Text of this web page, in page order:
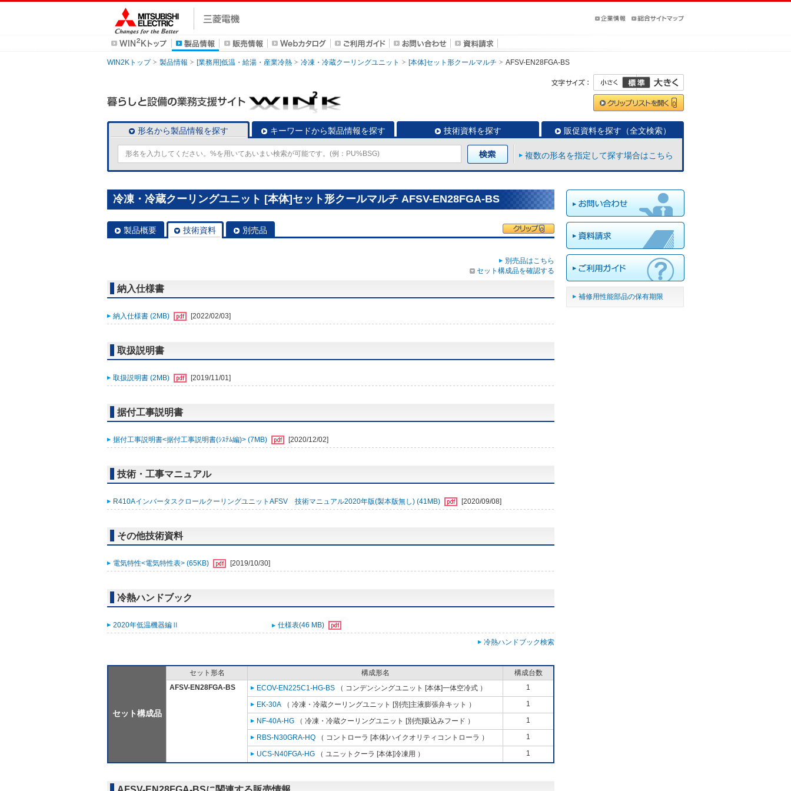
WIN2Kトップ 製品情報 [業務用]低温・給湯・産業冷熱 冷凍・冷蔵クーリングユニット [本体]セット形クールマルチ AFSV-EN28FGA-BS
形名から製品情報を探す キーワードから製品情報を探す 技術資料を探す 販促資料を探す（全文検索）
複数の形名を指定して探す場合はこちら
冷凍・冷蔵クーリングユニット [本体]セット形クールマルチ AFSV-EN28FGA-BS
製品概要 技術資料 別売品
別売品はこちら
セット構成品を確認する
納入仕様書
納入仕様書 (2MB) [2022/02/03]
取扱説明書
取扱説明書 (2MB) [2019/11/01]
据付工事説明書
据付工事説明書<据付工事説明書(ｼｽﾃﾑ編)> (7MB) [2020/12/02]
技術・工事マニュアル
R410AインバータスクロールクーリングユニットAFSV 技術マニュアル2020年版(製本版無し) (41MB) [2020/09/08]
その他技術資料
電気特性<電気特性表> (65KB) [2019/10/30]
冷熱ハンドブック
2020年低温機器編Ⅱ 仕様表(46 MB)
冷熱ハンドブック検索
セット構成品
セット形名 構成形名
構成台数
AFSV-EN28FGA-BS
ECOV-EN225C1-HG-BS （ コンデンシングユニット [本体]一体空冷式 ） 1
EK-30A （ 冷凍・冷蔵クーリングユニット [別売]主液膨張弁キット ） 1
NF-40A-HG （ 冷凍・冷蔵クーリングユニット [別売]吸込みフード ） 1
RBS-N30GRA-HQ （ コントローラ [本体]ハイクオリティコントローラ ） 1
UCS-N40FGA-HG （ ユニットクーラ [本体]冷凍用 ） 1
補修用性能部品の保有期限